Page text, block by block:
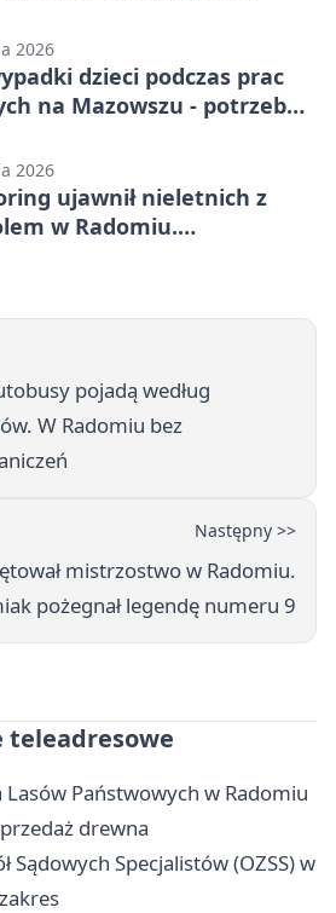
2026
dzieci podczas prac
na Mazowszu - potrzebna
2026
ujawnił nieletnich z
w Radomiu.
pojadą według
W Radomiu bez
Następny >>
mistrzostwo w Radomiu.
pożegnał legendę numeru 9
teleadresowe
Lasów Państwowych w Radomiu
drewna
Sądowych Specjalistów (OZSS) w